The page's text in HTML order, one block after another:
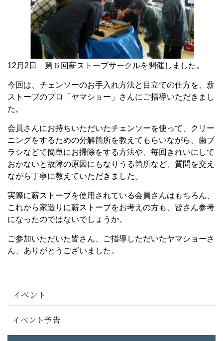
12月2日 第６回薪ストーブサークルを開催しました。
今回は、チェンソーのお手入れ方法と目立ての仕方を、薪
ストーブのプロ「ヤマショー」さんにご指導いただきまし
た。
会員さんにお持ちいただいたチェンソーを使って、クリー
ニングをするための分解箇所を教えてもらいながら、歯ブ
ラシなどで簡単にお掃除をする方法や、毎回きれいにして
おかないと故障の原因にもなりうる箇所など、質問を交え
ながら丁寧に教えていただきました。
実際に薪ストーブを使用されている会員さんはもちろん、
これから家造りに薪ストーブをお考えの方も、皆さん参考
になったのではないでしょうか。
ご参加いただいた皆さん、ご指導しただいたヤマショーさ
ん、ありがとうございました。
イベント
イベント予告